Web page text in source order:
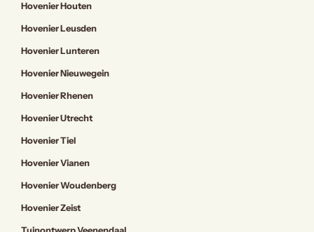
Hovenier Houten
Hovenier Leusden
Hovenier Lunteren
Hovenier Nieuwegein
Hovenier Rhenen
Hovenier Utrecht
Hovenier Tiel
Hovenier Vianen
Hovenier Woudenberg
Hovenier Zeist